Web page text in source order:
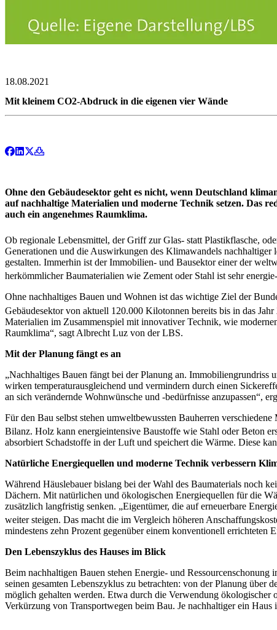
18.08.2021
Mit kleinem CO2-Abdruck in die eigenen vier Wände
Ohne den Gebäudesektor geht es nicht, wenn Deutschland
auf nachhaltige Materialien und moderne Technik setzen. Das
auch ein angenehmes Raumklima.
Ob regionale Lebensmittel, der Griff zur Glas- statt Plastikflasche,
Generationen und die Auswirkungen des Klimawandels
gestalten. Immerhin ist der Immobilien- und Bausektor einer der
herkömmlicher Baumaterialien wie Zement oder Stahl ist sehr
Ohne nachhaltiges Bauen und Wohnen ist das wichtige Ziel der
Gebäudesektor von aktuell 120.000 Kilotonnen bereits bis in das
Materialien im Zusammenspiel mit innovativer Technik, wie
Raumklima“, sagt Albrecht Luz von der LBS.
Mit der Planung fängt es an
„Nachhaltiges Bauen fängt bei der Planung an.
wirken temperaturausgleichend und vermindern durch einen
an sich verändernde Wohnwünsche und -bedürfnisse anzupassen“,
Für den Bau selbst stehen umweltbewussten Bauherren
Bilanz. Holz kann energieintensive Baustoffe wie Stahl oder Beton
absorbiert Schadstoffe in der Luft und speichert die Wärme. Diese
Natürliche Energiequellen und moderne Technik verbessern
Während Häuslebauer bislang bei der Wahl des Baumaterials noch
Dächern. Mit natürlichen und ökologischen Energiequellen für die
zusätzlich langfristig senken. „Eigentümer, die auf erneuerbare
weiter steigen. Das macht die im Vergleich höheren
mindestens zehn Prozent gegenüber einem konventionell errichteten
Den Lebenszyklus des Hauses im Blick
Beim nachhaltigen Bauen stehen Energie- und
seinen gesamten Lebenszyklus zu betrachten: von der Planung
möglich gehalten werden. Etwa durch die Verwendung ökologischer
Verkürzung von Transportwegen beim Bau. Je nachhaltiger ein